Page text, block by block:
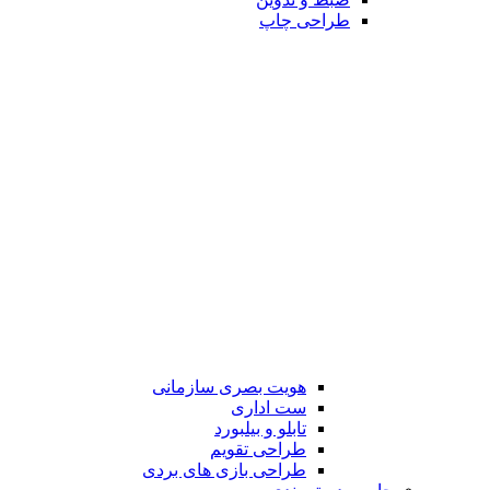
طراحی چاپ
هویت بصری سازمانی
ست اداری
تابلو و بیلبورد
طراحی تقویم
طراحی بازی های بردی